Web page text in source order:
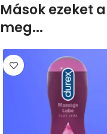
Mások ezeket
meg...